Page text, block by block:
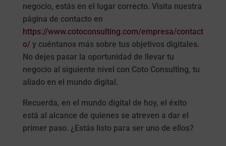
negocio, estás en el lugar correcto. Visita nuestra
página de contacto en
https://www.cotoconsulting.com/empresa/contact
o/y cuéntanos más sobre tus objetivos digitales.
No dejes pasar la oportunidad de llevar tu
negocio al siguiente nivel con Coto Consulting, tu
aliado en el mundo digital.
Recuerda, en el mundo digital de hoy, el éxito
está al alcance de quienes se atreven a dar el
primer paso. ¿Estás listo para ser uno de ellos?